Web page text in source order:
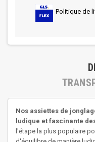
Politique de
Nos assiettes de
ludique et fascinante
l'étape la plus populaire